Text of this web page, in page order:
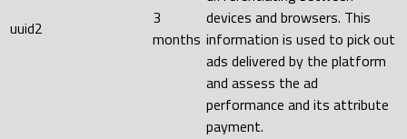
uuid2
3
months
devices and browsers. This
information is used to pick out
ads delivered by the platform
and assess the ad
performance and its attribute
payment.